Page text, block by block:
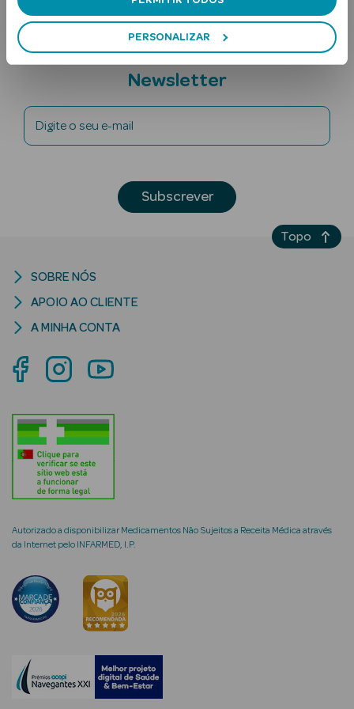
PERSONALIZAR
Lábios
Solares Bebé e
Criança
Rosto e
Ver Tudo
Rosto
Séruns Faciais
Anti-
envelhecimento
Subscreva a
Newsletter
Digite o seu e-mail
Subscrever
Autorizado a disponibilizar Medicamentos Não Sujeitos a Receita Médica através
da Internet pelo INFARMED, I.P.
SOBRE NÓS
APOIO AO CLIENTE
A MINHA CONTA
Topo